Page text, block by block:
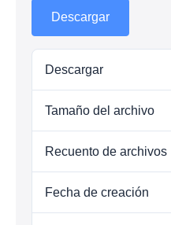
Descargar
Descargar
Tamaño del archivo
Recuento de archivos
Fecha de creación